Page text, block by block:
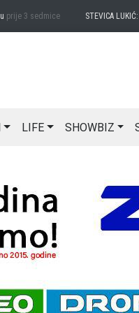
prije 3 sedmice STEVICA
LIFE SHOWBIZ